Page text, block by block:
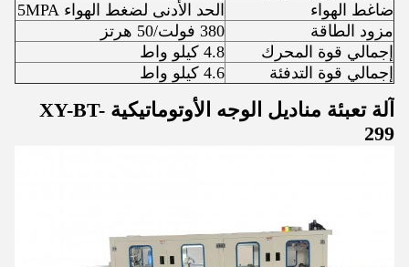
ضاغط الهواء
الحد الأدنى لضغط الهواء 5MPA
مزود الطاقة
380 فولت/50 هرتز
إجمالي قوة المحرك
4.8 كيلو واط
إجمالي قوة التدفئة
4.6 كيلو واط
آلة تعبئة مناديل الوجه الأوتوماتيكية XY-BT-
299